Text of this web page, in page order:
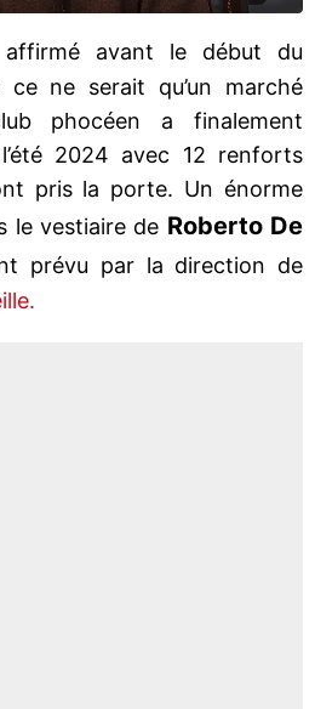
avant le début du
ne serait qu’un marché
phocéen a finalement
2024 avec 12 renforts
pris la porte. Un énorme
le vestiaire de Roberto De
prévu par la direction de